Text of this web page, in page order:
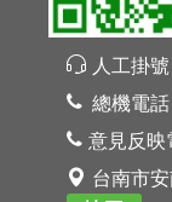
人工掛號
總機電話
意見反映
台南市